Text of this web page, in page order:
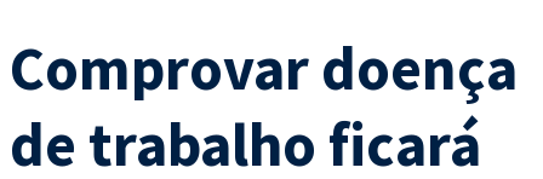
Comprovar doença
de trabalho ficará